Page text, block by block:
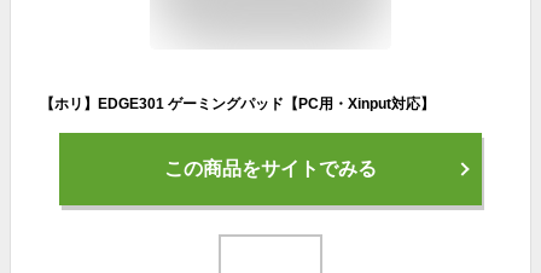
【ホリ】EDGE301 ゲーミングパッド【PC用・Xinput対応】
この商品をサイトでみる